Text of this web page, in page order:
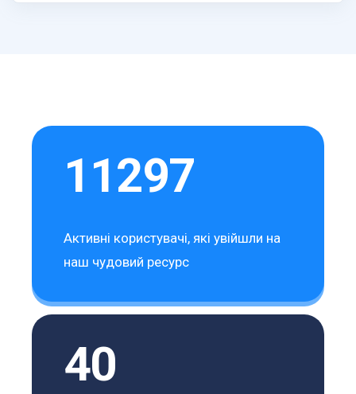
11297
Активні користувачі, які увійшли на
наш чудовий ресурс
40